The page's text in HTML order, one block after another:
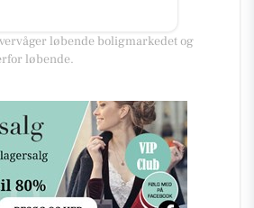
løbende boligmarkedet og
løbende.